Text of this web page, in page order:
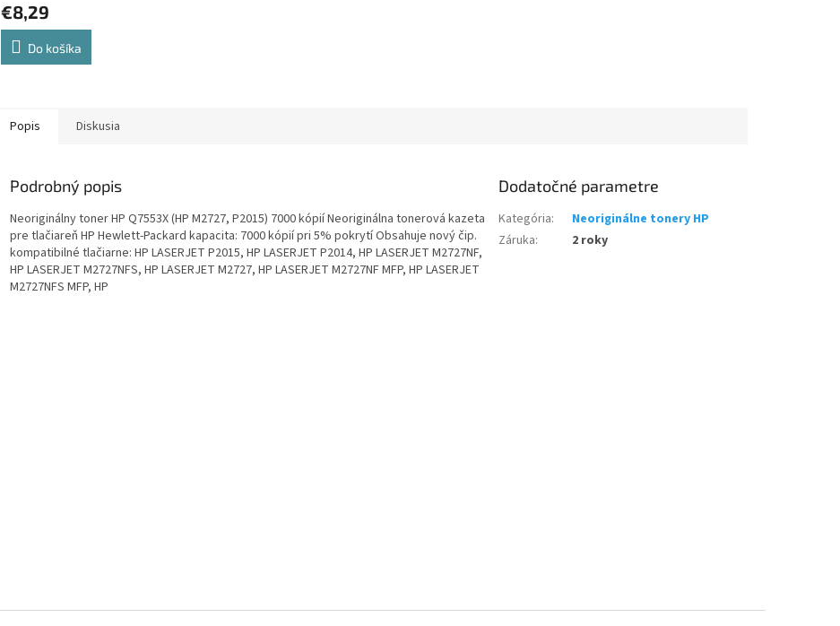
€8,29
Do košíka
Popis Diskusia
Podrobný popis
Neoriginálny toner HP Q7553X (HP M2727, P2015) 7000 kópií Neoriginálna tonerová kazeta
pre tlačiareň HP Hewlett-Packard kapacita: 7000 kópií pri 5% pokrytí Obsahuje nový čip.
kompatibilné tlačiarne: HP LASERJET P2015, HP LASERJET P2014, HP LASERJET M2727NF,
HP LASERJET M2727NFS, HP LASERJET M2727, HP LASERJET M2727NF MFP, HP LASERJET
M2727NFS MFP, HP
Dodatočné parametre
Kategória:
Neoriginálne tonery HP
Záruka: 2 roky